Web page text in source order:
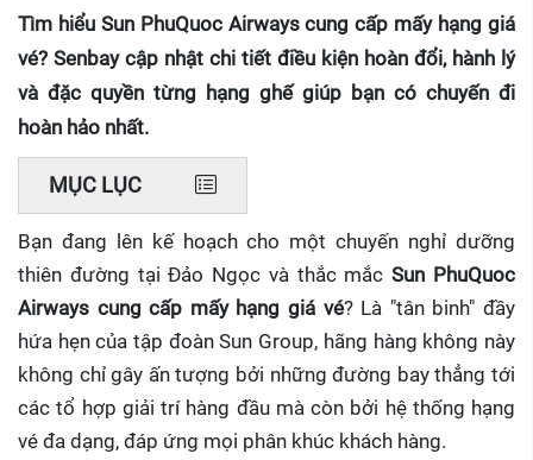
Tìm hiểu Sun PhuQuoc Airways cung cấp mấy hạng giá
vé? Senbay cập nhật chi tiết điều kiện hoàn đổi, hành lý
và đặc quyền từng hạng ghế giúp bạn có chuyến đi
hoàn hảo nhất.
MỤC LỤC
Bạn đang lên kế hoạch cho một chuyến nghỉ dưỡng
thiên đường tại Đảo Ngọc và thắc mắcSun PhuQuoc
Airways cung cấp mấy hạng giá vé? Là "tân binh" đầy
hứa hẹn của tập đoàn Sun Group, hãng hàng không này
không chỉ gây ấn tượng bởi những đường bay thẳng tới
các tổ hợp giải trí hàng đầu mà còn bởi hệ thống hạng
vé đa dạng, đáp ứng mọi phân khúc khách hàng.